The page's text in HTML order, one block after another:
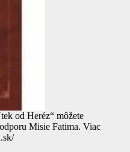
od Heréz“ môžete
Misie Fatima. Viac